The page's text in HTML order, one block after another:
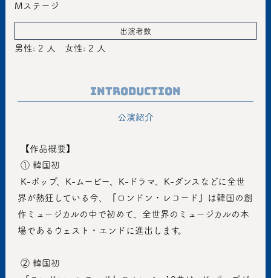
Mステージ
出演者数
男性: 2 人 女性: 2 人
Introduction
公演紹介
【作品概要】
① 韓国初
界が熱狂している今、『ロンドン・レコード』は韓国の創
作ミュージカルの中で初めて、全世界のミュージカルの本
場であるウェスト・エンドに進出します。
② 韓国初